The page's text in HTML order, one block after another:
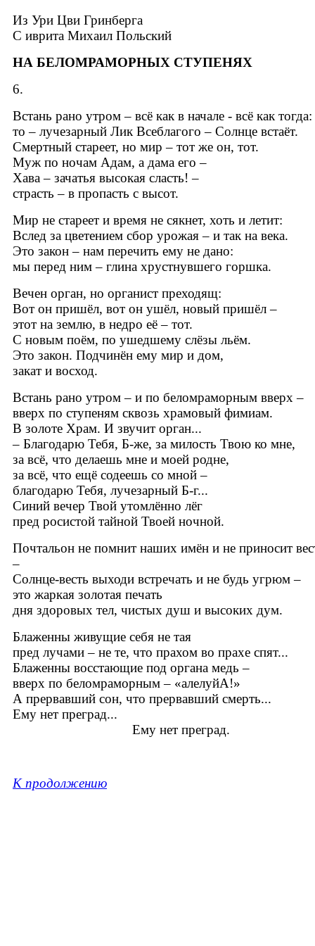
Из Ури Цви Гринберга
C иврита Михаил Польский
НА БЕЛОМРАМОРНЫХ СТУПЕНЯХ
6.
Встань рано утром – всё как в начале - всё как тогда:
то – лучезарный Лик Всеблагого – Солнце встаёт.
Смертный стареет, но мир – тот же он, тот.
Муж по ночам Адам, а дама его –
Хава – зачатья высокая сласть! –
страсть – в пропасть с высот.
Мир не стареет и время не сякнет, хоть и летит:
Вслед за цветением сбор урожая – и так на века.
Это закон – нам перечить ему не дано:
мы перед ним – глина хрустнувшего горшка.
Вечен орган, но органист преходящ:
Вот он пришёл, вот он ушёл, новый пришёл –
этот на землю, в недро её – тот.
С новым поём, по ушедшему слёзы льём.
Это закон. Подчинён ему мир и дом,
закат и восход.
Встань рано утром – и по беломраморным вверх –
вверх по ступеням сквозь храмовый фимиам.
В золоте Храм. И звучит орган...
– Благодарю Тебя, Б-же, за милость Твою ко мне,
за всё, что делаешь мне и моей родне,
за всё, что ещё содеешь со мной –
благодарю Тебя, лучезарный Б-г...
Синий вечер Твой утомлённо лёг
пред росистой тайной Твоей ночной.
Почтальон не помнит наших имён и не приносит
–
Солнце-весть выходи встречать и не будь угрюм –
это жаркая золотая печать
дня здоровых тел, чистых душ и высоких дум.
Блаженны живущие себя не тая
пред лучами – не те, что прахом во прахе спят...
Блаженны восстающие под органа медь –
вверх по беломраморным – «алелуйА!»
А прервавший сон, что прервавший смерть...
Ему нет преград...
Ему нет преград.
К продолжению